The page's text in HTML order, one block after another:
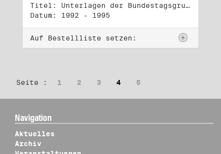
Titel: Unterlagen der Bundestagsgruppe und -fraktion Bündnis 90/Die Grünen (4)
Datum: 1992 - 1995
Auf Bestellliste setzen:
Seite : 1 2 3 4 5
Navigation
Aktuelles
Archiv